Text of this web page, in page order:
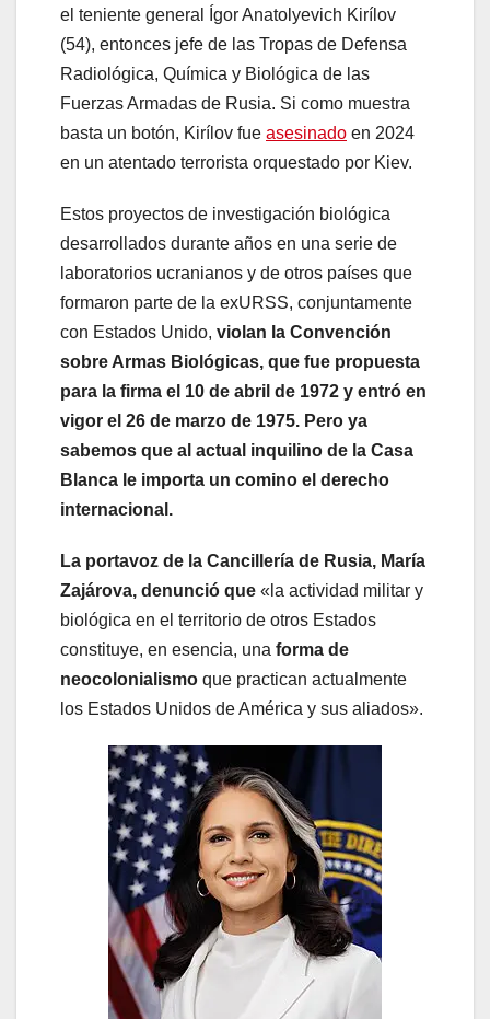
el teniente general Ígor Anatolyevich Kirílov
(54), entonces jefe de las Tropas de Defensa
Radiológica, Química y Biológica de las
Fuerzas Armadas de Rusia. Si como muestra
basta un botón, Kirílov fue asesinado en 2024
en un atentado terrorista orquestado por Kiev.
Estos proyectos de investigación biológica
desarrollados durante años en una serie de
laboratorios ucranianos y de otros países que
formaron parte de la exURSS, conjuntamente
con Estados Unido, violan la Convención
sobre Armas Biológicas, que fue propuesta
para la firma el 10 de abril de 1972 y entró en
vigor el 26 de marzo de 1975. Pero ya
sabemos que al actual inquilino de la Casa
Blanca le importa un comino el derecho
internacional.
La portavoz de la Cancillería de Rusia, María
Zajárova, denunció que «la actividad militar y
biológica en el territorio de otros Estados
constituye, en esencia, una forma de
neocolonialismo que practican actualmente
los Estados Unidos de América y sus aliados».